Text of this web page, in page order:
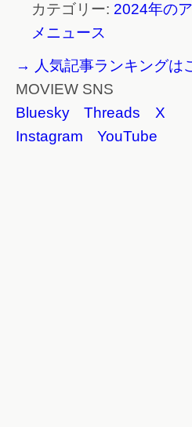
カテゴリー: 2024年の
メニュース
→ 人気記事ランキングは
MOVIEW SNS
Bluesky
Threads
X
Instagram
YouTube